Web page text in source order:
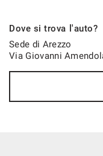
Dove si trova l'auto?
Sede di Arezzo
Via Giovanni